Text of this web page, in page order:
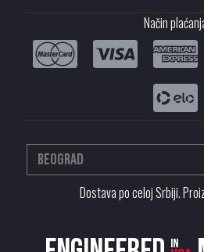
Način
Dostava po celoj Srbiji.
in